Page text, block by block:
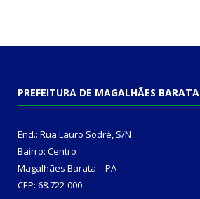
PREFEITURA DE MAGALHÃES BARATA
End.: Rua Lauro Sodré, S/N
Bairro: Centro
Magalhães Barata – PA
CEP: 68.722-000